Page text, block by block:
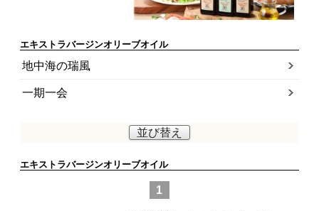
エキストラバージンオリーブオイル
地中海の瑞風
一期一会
並び替え
エキストラバージンオリーブオイル
1